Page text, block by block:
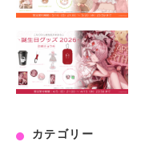
カテゴリー